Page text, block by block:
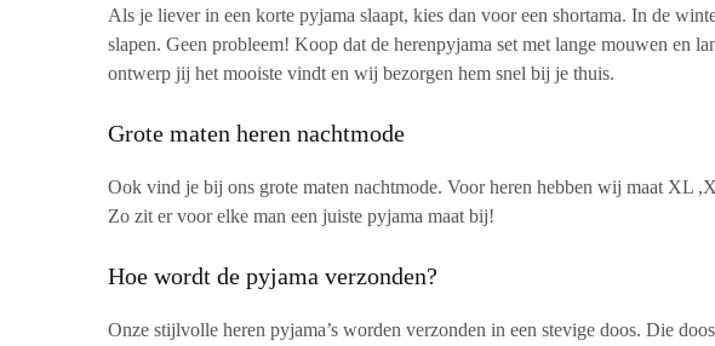
Als je liever in een korte pyjama slaapt, kies dan voor een shortama. In de
slapen. Geen probleem! Koop dat de herenpyjama set met lange mouwen en
ontwerp jij het mooiste vindt en wij bezorgen hem snel bij je thuis.
Grote maten heren nachtmode
Ook vind je bij ons grote maten nachtmode. Voor heren hebben wij maat XL
Zo zit er voor elke man een juiste pyjama maat bij!
Hoe wordt de pyjama verzonden?
Onze stijlvolle heren pyjama’s worden verzonden in een stevige doos. Die